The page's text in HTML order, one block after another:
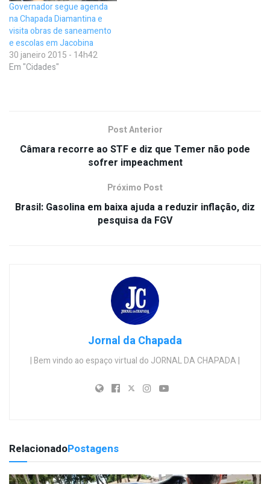
Governador segue agenda
na Chapada Diamantina e
visita obras de saneamento
e escolas em Jacobina
30 janeiro 2015 - 14h42
Em "Cidades"
Post Anterior
Câmara recorre ao STF e diz que Temer não pode
sofrer impeachment
Próximo Post
Brasil: Gasolina em baixa ajuda a reduzir inflação, diz
pesquisa da FGV
Jornal da Chapada
| Bem vindo ao espaço virtual do JORNAL DA CHAPADA |
RelacionadoPostagens